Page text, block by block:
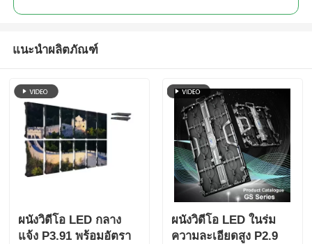
แนะนำผลิตภัณฑ์
ผนังวิดีโอ LED กลาง
แจ้ง P3.91 พร้อมอัตรา
ผนังวิดีโอ LED ในร่ม
ความละเอียดสูง P2.9